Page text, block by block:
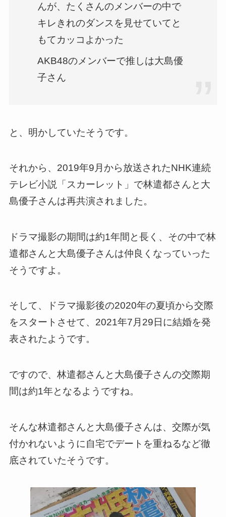
んが、たくさんのメンバーの中で
キレきれのダンスを見せていてと
もてカッコよかった
AKB48のメンバーで推しは大島優
子さん
と、明かしていたそうです。
それから、2019年9月から放送されたNHK連続
テレビ小説「スカーレット」で林遣都さんと大
島優子さんは再共演されました。
ドラマ撮影の期間は約1年間と長く、その中で林
遣都さんと大島優子さんは仲良くなっていった
そうですよ。
そして、ドラマ撮影後の2020年の夏頃から交際
をスタートさせて、2021年7月29日に結婚を発
表されたようです。
ですので、林遣都さんと大島優子さんの交際期
間は約1年となるようですね。
そんな林遣都さんと大島優子さんは、交際が気
付かれないように自宅でデートを重ねるなど徹
底されていたそうです。